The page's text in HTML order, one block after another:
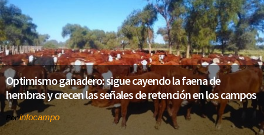
Optimismo ganadero: sigue cayendo la faena de
hembras y crecen las señales de retención en los campos
Porinfocampo